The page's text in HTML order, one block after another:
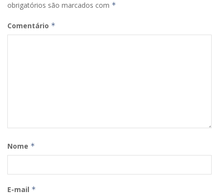
obrigatórios são marcados com *
Comentário *
Nome *
E-mail *